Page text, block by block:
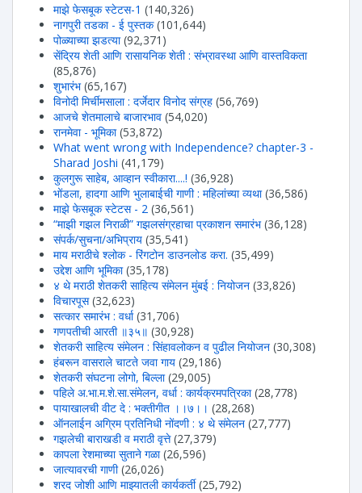
माझे फेसबूक स्टेटस-1 (140,326)
नागपुरी तडका - ई पुस्तक (101,644)
पोळ्याच्या झडत्या (92,371)
सेंद्रिय शेती आणि रासायनिक शेती : संभ्रावस्था आणि वास्तविकता
(85,876)
शुभारंभ (65,167)
विनोदी मिर्चीमसाला : दर्जेदार विनोद संग्रह (56,769)
आजचे शेतमालाचे बाजारभाव (54,020)
रानमेवा - भूमिका (53,872)
What went wrong with Independence? chapter-3 -
Sharad Joshi (41,179)
कुलगुरू साहेब, आव्हान स्वीकारा....! (36,928)
भोंडला, हादगा आणि भुलाबाईची गाणी : महिलांच्या व्यथा (36,586)
माझे फेसबूक स्टेटस - 2 (36,561)
“माझी गझल निराळी” गझलसंग्रहाचा प्रकाशन समारंभ (36,128)
संपर्क/सुचना/अभिप्राय (35,541)
माय मराठीचे श्लोक - रिंगटोन डाउनलोड करा. (35,499)
उद्देश आणि भूमिका (35,178)
४ थे मराठी शेतकरी साहित्य संमेलन मुंबई : नियोजन (33,826)
विचारपूस (32,623)
सत्कार समारंभ : वर्धा (31,706)
गणपतीची आरती ॥३५॥ (30,928)
शेतकरी साहित्य संमेलन : सिंहावलोकन व पुढील नियोजन (30,308)
हंबरून वासराले चाटते जवा गाय (29,186)
शेतकरी संघटना लोगो, बिल्ला (29,005)
पहिले अ.भा.म.शे.सा.संमेलन, वर्धा : कार्यक्रमपत्रिका (28,778)
पायाखालची वीट दे : भक्तीगीत ।।७।। (28,268)
ऑनलाईन अग्रिम प्रतिनिधी नोंदणी : ४ थे संमेलन (27,777)
गझलेची बाराखडी व मराठी वृत्ते (27,379)
कापला रेशमाच्या सुताने गळा (26,596)
जात्यावरची गाणी (26,026)
शरद जोशी आणि माझ्यातली कार्यकर्ती (25,792)